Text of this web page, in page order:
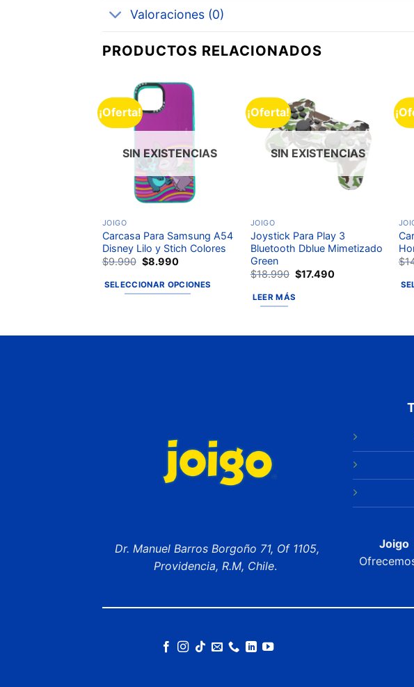
Valoraciones (0)
PRODUCTOS RELACIONADOS
¡Oferta!
SIN EXISTENCIAS
JOIGO
Carcasa Para Samsung A54
Disney Lilo y Stich Colores
$9.990 $8.990
SELECCIONAR OPCIONES
¡Oferta!
a la
lista de
deseos
SIN EXISTENCIAS
JOIGO
Joystick Para Play 3
Bluetooth Dblue Mimetizado
Green
$18.990 $17.490
LEER MÁS
$
Dr. Manuel Barros Borgoño 71, Of 1105,
Providencia, R.M, Chile.
Joigo